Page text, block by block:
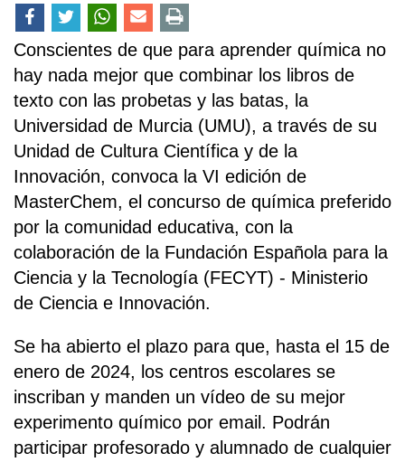
Conscientes de que para aprender química no
hay nada mejor que combinar los libros de
texto con las probetas y las batas, la
Universidad de Murcia (UMU), a través de su
Unidad de Cultura Científica y de la
Innovación, convoca la VI edición de
MasterChem, el concurso de química preferido
por la comunidad educativa, con la
colaboración de la Fundación Española para la
Ciencia y la Tecnología (FECYT) - Ministerio
de Ciencia e Innovación.
Se ha abierto el plazo para que, hasta el 15 de
enero de 2024, los centros escolares se
inscriban y manden un vídeo de su mejor
experimento químico por email. Podrán
participar profesorado y alumnado de cualquier